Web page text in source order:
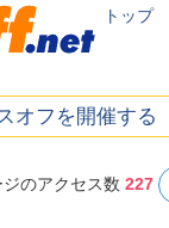
トップ
オフを開催する
ジのアクセス数227